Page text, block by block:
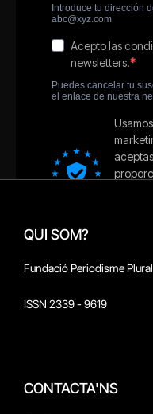
QUI SOM?
Fundació Periodisme Plural
ISSN 2339 - 9619
CONTACTA'NS